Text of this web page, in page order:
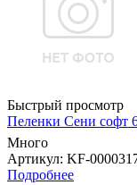
Быстрый просмотр
Пеленки Сени софт
Много
Артикул: KF-
Подробнее